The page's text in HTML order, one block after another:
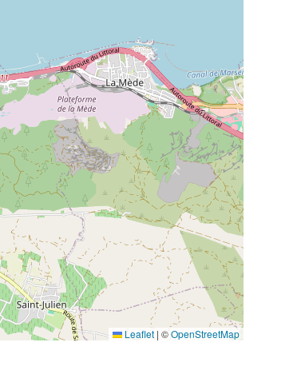
Leaflet | ©OpenStreetMap